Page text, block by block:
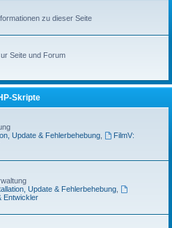
zu dieser Seite
Seite und Forum
Skripte
Update & Fehlerbehebung,
FilmV:
Update & Fehlerbehebung,
Entwickler